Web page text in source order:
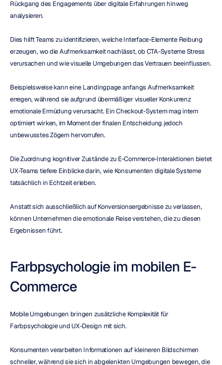
Rückgang des Engagements über digitale Erfahrungen hinweg
analysieren.
Dies hilft Teams zu identifizieren, welche Interface-Elemente Reibung
erzeugen, wo die Aufmerksamkeit nachlässt, ob CTA-Systeme Stress
verursachen und wie visuelle Umgebungen das Vertrauen beeinflussen.
Beispielsweise kann eine Landingpage anfangs Aufmerksamkeit
erregen, während sie aufgrund übermäßiger visueller Konkurrenz
emotionale Ermüdung verursacht. Ein Checkout-System mag intern
optimiert wirken, im Moment der finalen Entscheidung jedoch
unbewusstes Zögern hervorrufen.
Die Zuordnung kognitiver Zustände zu E-Commerce-Interaktionen bietet
UX-Teams tiefere Einblicke darin, wie Konsumenten digitale Systeme
tatsächlich in Echtzeit erleben.
Anstatt sich ausschließlich auf Konversionsergebnisse zu verlassen,
können Unternehmen die emotionale Reise verstehen, die zu diesen
Ergebnissen führt.
Farbpsychologie im mobilen E-
Commerce
Mobile Umgebungen bringen zusätzliche Komplexität für
Farbpsychologie und UX-Design mit sich.
Konsumenten verarbeiten Informationen auf kleineren Bildschirmen
schneller, während sie sich in abgelenkten Umgebungen bewegen, die